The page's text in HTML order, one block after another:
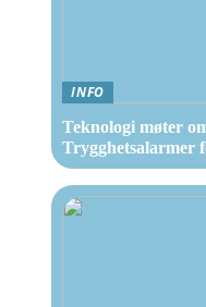
INFO
Teknologi møter
Trygghetsalarmer